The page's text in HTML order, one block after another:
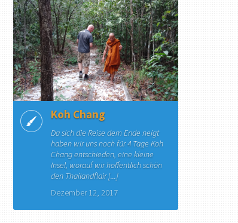
Koh Chang
Da sich die Reise dem Ende neigt
haben wir uns noch für 4 Tage Koh
Chang entschieden, eine kleine
Insel, worauf wir hoffentlich schön
den Thailandflair [...]
Dezember 12, 2017